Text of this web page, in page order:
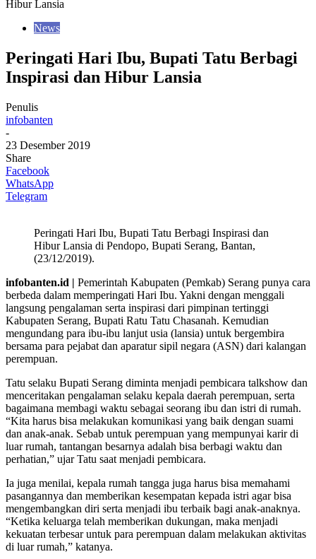
Hibur Lansia
News
Peringati Hari Ibu, Bupati Tatu Berbagi
Inspirasi dan Hibur Lansia
Penulis
infobanten
-
23 Desember 2019
Share
Facebook
WhatsApp
Telegram
Peringati Hari Ibu, Bupati Tatu Berbagi Inspirasi dan
Hibur Lansia di Pendopo, Bupati Serang, Bantan,
(23/12/2019).
infobanten.id | Pemerintah Kabupaten (Pemkab) Serang punya cara
berbeda dalam memperingati Hari Ibu. Yakni dengan menggali
langsung pengalaman serta inspirasi dari pimpinan tertinggi
Kabupaten Serang, Bupati Ratu Tatu Chasanah. Kemudian
mengundang para ibu-ibu lanjut usia (lansia) untuk bergembira
bersama para pejabat dan aparatur sipil negara (ASN) dari kalangan
perempuan.
Tatu selaku Bupati Serang diminta menjadi pembicara talkshow dan
menceritakan pengalaman selaku kepala daerah perempuan, serta
bagaimana membagi waktu sebagai seorang ibu dan istri di rumah.
“Kita harus bisa melakukan komunikasi yang baik dengan suami
dan anak-anak. Sebab untuk perempuan yang mempunyai karir di
luar rumah, tantangan besarnya adalah bisa berbagi waktu dan
perhatian,” ujar Tatu saat menjadi pembicara.
Ia juga menilai, kepala rumah tangga juga harus bisa memahami
pasangannya dan memberikan kesempatan kepada istri agar bisa
mengembangkan diri serta menjadi ibu terbaik bagi anak-anaknya.
“Ketika keluarga telah memberikan dukungan, maka menjadi
kekuatan terbesar untuk para perempuan dalam melakukan aktivitas
di luar rumah,” katanya.